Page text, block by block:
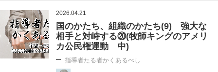
2026.04.21
国のかたち、組織のかたち(9) 強大な
相手と対峙する⑳(牧師キングのアメリ
カ公民権運動 中)
指導者たる者かくあるべし